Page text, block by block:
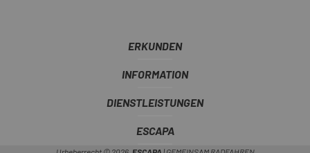
ERKUNDEN
INFORMATION
DIENSTLEISTUNGEN
ESCAPA